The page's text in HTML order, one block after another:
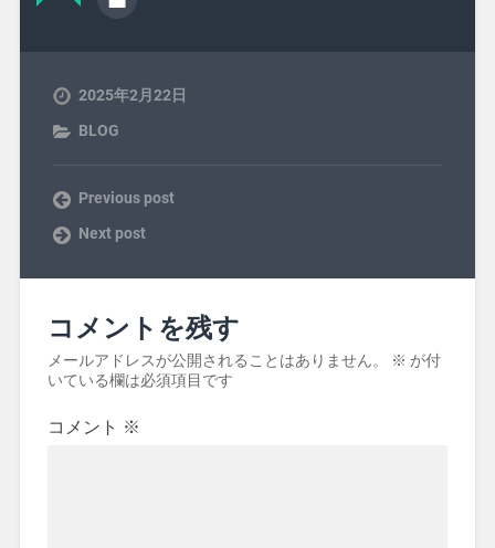
2025年2月22日
BLOG
Previous post
Next post
コメントを残す
メールアドレスが公開されることはありません。 ※ が付
いている欄は必須項目です
コメント ※